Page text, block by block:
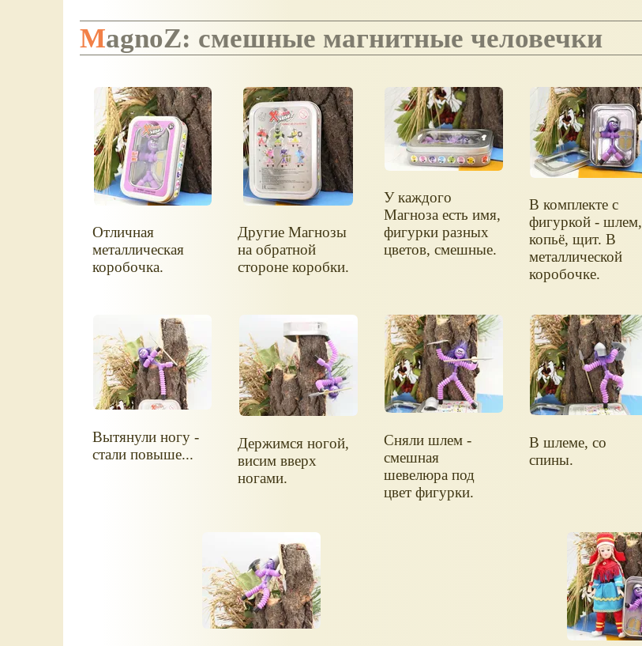
MagnoZ: смешные магнитные человечки
Отличная
металлическая
коробочка.
Другие Магнозы
на обратной
стороне коробки.
У каждого
Магноза есть имя,
фигурки разных
цветов, смешные.
В комплекте с
фигуркой - шлем,
копьё, щит. В
металлической
коробочке.
Вытянули ногу -
стали повыше...
Держимся ногой,
висим вверх
ногами.
Сняли шлем -
смешная
шевелюра под
цвет фигурки.
В шлеме, со
спины.